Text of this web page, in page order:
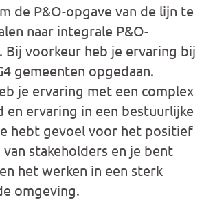
de P&O-opgave van de lijn te
naar integrale P&O-
Bij voorkeur heb je ervaring bij
gemeenten opgedaan.
je ervaring met een complex
en ervaring in een bestuurlijke
hebt gevoel voor het positief
stakeholders en je bent
het werken in een sterk
omgeving.